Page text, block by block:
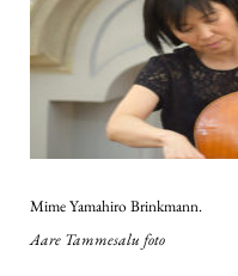
Mime Yamahiro Brinkmann.
Aare Tammesalu foto